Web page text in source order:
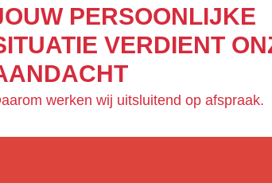
PERSOONLIJKE
VERDIENT
werken wij uitsluitend op afspraak.